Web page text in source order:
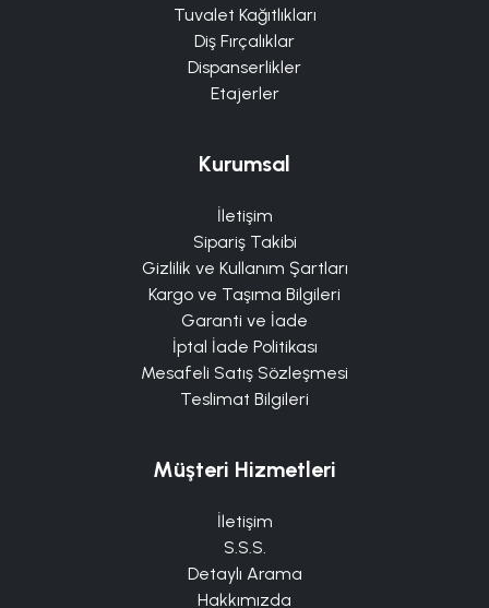
Tuvalet Kağıtlıkları
Diş Fırçalıklar
Dispanserlikler
Etajerler
Kurumsal
İletişim
Sipariş Takibi
Gizlilik ve Kullanım Şartları
Kargo ve Taşıma Bilgileri
Garanti ve İade
İptal İade Politikası
Mesafeli Satış Sözleşmesi
Teslimat Bilgileri
Müşteri Hizmetleri
İletişim
S.S.S.
Detaylı Arama
Hakkımızda